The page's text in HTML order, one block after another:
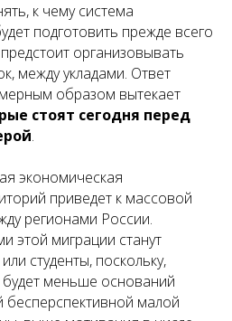
к чему система
подготовить прежде всего
организовывать
между укладами. Ответ
образом вытекает
стоят сегодня перед
.
экономическая
приведет к массовой
регионами России.
этой миграции станут
студенты, поскольку,
меньше оснований
бесперспективной малой